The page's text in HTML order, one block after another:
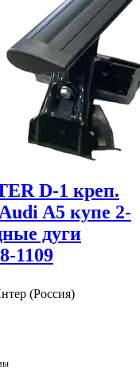
D-1 креп.
A5 купе 2-
дуги
1109
(Россия)